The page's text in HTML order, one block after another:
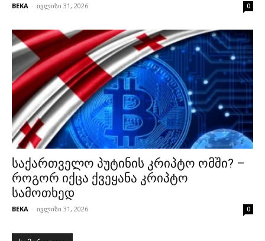
BEKA - ივლისი 31, 2026 0
საქართველო პუტინის კრიპტო ომში? –
როგორ იქცა ქვეყანა კრიპტო
სამოთხედ
BEKA - ივლისი 31, 2026 0